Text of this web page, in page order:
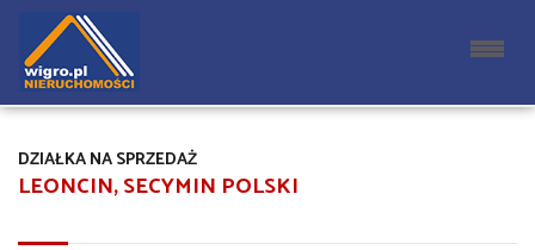
LEONCIN, SECYMIN POLSKI
DZIAŁKA NA SPRZEDAŻ